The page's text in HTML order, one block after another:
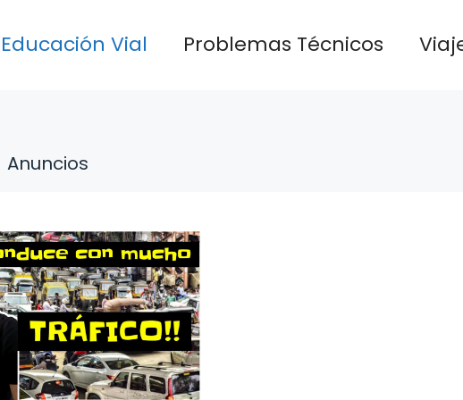
Educación Vial Problemas Técnicos
Anuncios